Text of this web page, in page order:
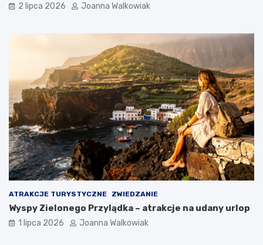
2 lipca 2026 Joanna Walkowiak
ATRAKCJE TURYSTYCZNE ZWIEDZANIE
Wyspy Zielonego Przylądka – atrakcje na udany urlop
1 lipca 2026 Joanna Walkowiak